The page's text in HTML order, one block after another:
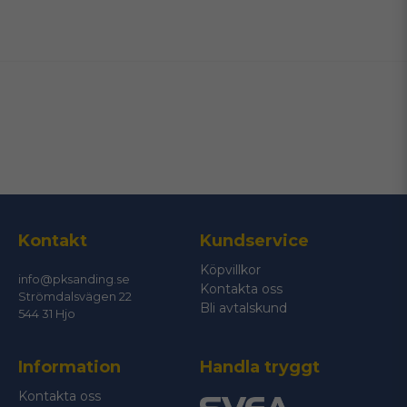
Ja, ni får publicera min fråga
Skicka fråga
Kontakt
info@pksanding.se
Strömdalsvägen 22
544 31 Hjo
Kundservice
Köpvillkor
Kontakta oss
Bli avtalskund
Information
Kontakta oss
Handla tryggt